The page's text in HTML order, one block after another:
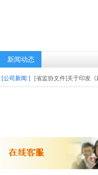
新闻动态
[公司新闻 ] [省监协文件]关于印发